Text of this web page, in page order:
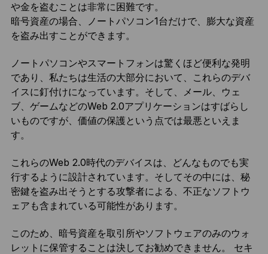
や金を盗むことは非常に困難です。
暗号資産の場合、ノートパソコン1台だけで、膨大な資産
を盗み出すことができます。
ノートパソコンやスマートフォンは驚くほど便利な発明
であり、私たちは生活の大部分において、これらのデバ
イスに釘付けになっています。そして、メール、ウェ
ブ、ゲームなどのWeb 2.0アプリケーションはすばらし
いものですが、価値の保護という点では最悪といえま
す。
これらのWeb 2.0時代のデバイスは、どんなものでも実
行するように設計されています。そしてその中には、秘
密鍵を盗み出そうとする攻撃者による、不正なソフトウ
ェアも含まれている可能性があります。
このため、暗号資産を取引所やソフトウェアのみのウォ
レットに保管することは決してお勧めできません。 セキ